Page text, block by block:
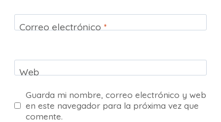
Correo electrónico *
Web
Guarda mi nombre, correo electrónico y web
en este navegador para la próxima vez que
comente.